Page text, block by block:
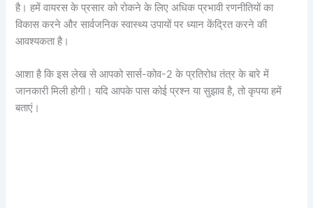
है। हमें वायरस के प्रसार को रोकने के लिए अधिक प्रभावी रणनीतियों का
विकास करने और सार्वजनिक स्वास्थ्य उपायों पर ध्यान केंद्रित करने की
आवश्यकता है।
आशा है कि इस लेख से आपको सार्स-कोव-2 के प्रतिरोध तंत्र के बारे में
जानकारी मिली होगी। यदि आपके पास कोई प्रश्न या सुझाव है, तो कृपया हमें
बताएं।